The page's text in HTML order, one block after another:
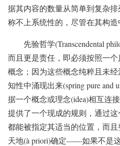
据其内容的数量从简单到复杂
称不上系统性的，尽管在其构造
先验哲学(Transcendental
而且更是责任，即必须按照一
概念；因为这些概念纯粹且未
知性中涌现出来(spring pure and
据一个概念或理念(idea)相互连
提供了一个现成的规则，通过
都能被指定其适当的位置，而
天地(à priori)确定——如果不是